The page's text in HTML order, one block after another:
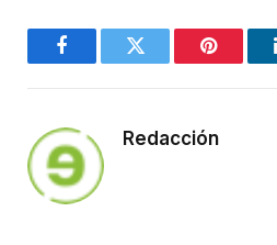
FacebookTwitter Pinterest
Redacción